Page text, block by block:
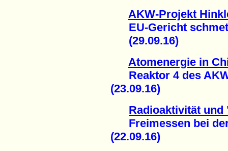
AKW-Projekt
EU-Gericht
(29.09.16)
Atomenergie in
Reaktor 4 des
(23.09.16)
Radioaktivität
Freimessen bei der
(22.09.16)